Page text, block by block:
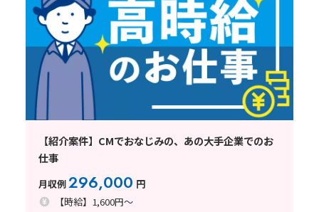
【紹介案件】CMでおなじみの、あの大手企業でのお
仕事
月収例296,000 円
【時給】1,600円～